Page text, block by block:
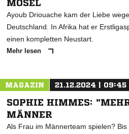
MOSEL
Ayoub Driouache kam der Liebe
Deutschland. In Afrika hat er
einen kompletten Neustart.
Mehr lesen
MAGAZIN 21.12.2024 | 09:45
SOPHIE HIMMES:
MÄNNER
Als Frau im Männerteam spielen? Bis